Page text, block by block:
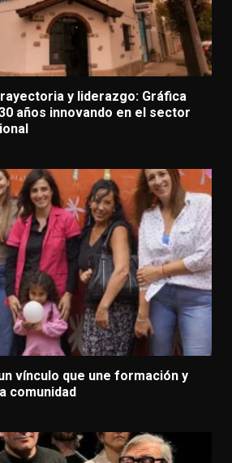
y liderazgo: Gráfica
años innovando en el sector
un vínculo que une formación y
comunidad